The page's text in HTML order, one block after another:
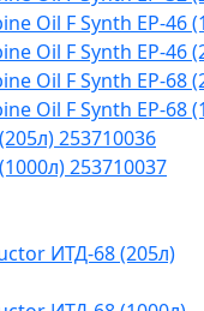
Oil F Synth EP-46
Oil F Synth EP-46
Oil F Synth EP-68
Oil F Synth EP-68
253710036
253710037
ИТД-68 (205л)